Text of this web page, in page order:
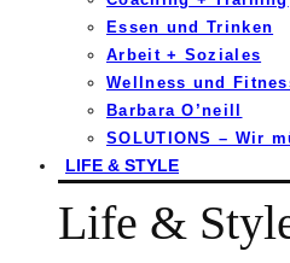
Essen und Trinken
Arbeit + Soziales
Wellness und
Barbara O’neill
SOLUTIONS – Wir
LIFE & STYLE
Life &